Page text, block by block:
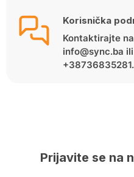
Korisnička
Kontaktirajte
info@sync.ba
+38736835281.
Prijavite se na